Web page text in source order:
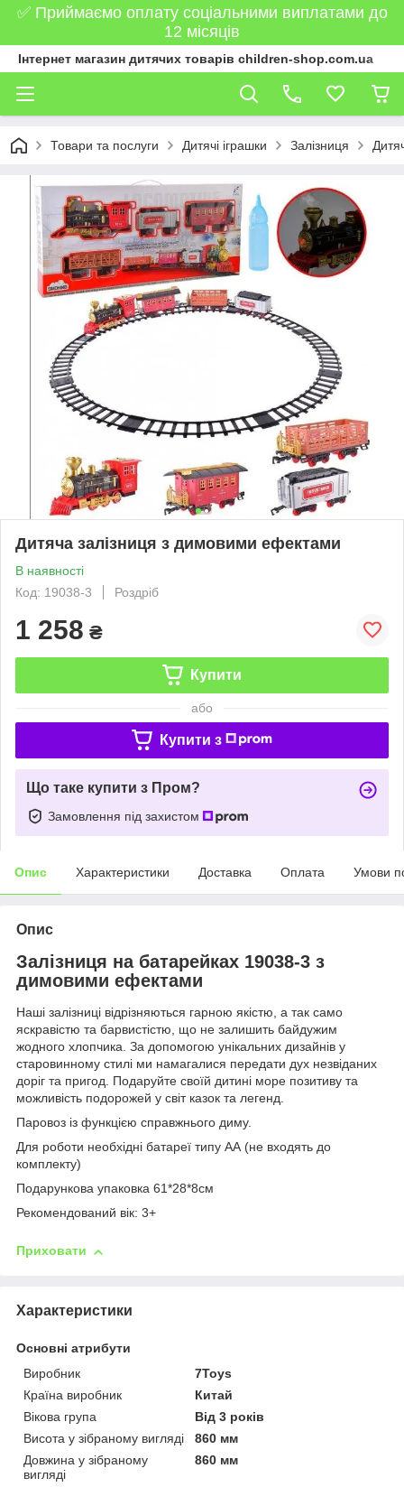
✅ Приймаємо оплату соціальними виплатами до
12 місяців
Інтернет магазин дитячих товарів children-shop.com.ua
Товари та послуги Дитячі іграшки Залізниця
Дитяча залізниця з димовими ефектами
В наявності
Код: 19038-3
Роздріб
1 258 ₴
Купити
або
Купити з
Що таке купити з Пром?
Замовлення під захистом
Опис Характеристики Доставка Оплата Умови
Опис
Залізниця на батарейках 19038-3 з
димовими ефектами
Наші залізниці відрізняються гарною якістю, а так само
яскравістю та барвистістю, що не залишить байдужим
жодного хлопчика. За допомогою унікальних дизайнів у
старовинному стилі ми намагалися передати дух незвіданих
доріг та пригод. Подаруйте своїй дитині море позитиву та
можливість подорожей у світ казок та легенд.
Паровоз із функцією справжнього диму.
Для роботи необхідні батареї типу АА (не входять до
комплекту)
Подарункова упаковка 61*28*8см
Рекомендований вік: 3+
Приховати
Характеристики
Основні атрибути
Виробник
7Toys
Країна виробник
Китай
Вікова група
Від 3 років
Висота у зібраному вигляді
860 мм
Довжина у зібраному
вигляді
860 мм